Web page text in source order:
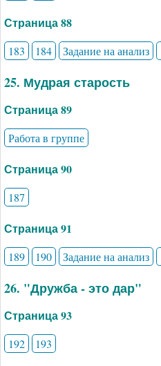
Страница 88
183 184 Задание на анализ
25. Мудрая старость
Страница 89
Работа в группе
Страница 90
187
Страница 91
189 190 Задание на анализ
26. "Дружба - это дар"
Страница 93
192 193